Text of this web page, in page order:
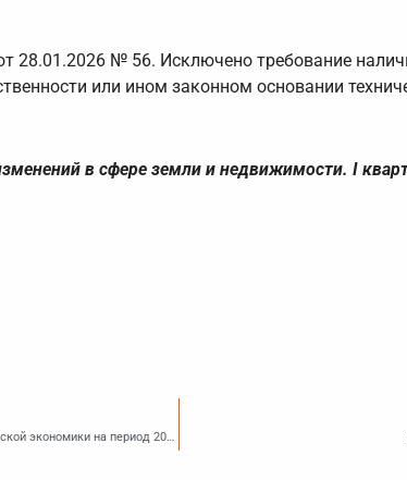
28.01.2026 № 56. Исключено требование
или ином законном основании
в сфере земли и недвижимости. I
Минэкономразвития представило сценарные условия функционирования российской экономики на период 2026 — 2029 годов